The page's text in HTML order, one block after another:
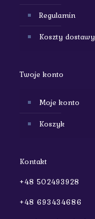
Regulamin
Koszty dostawy
Twoje konto
Moje konto
Koszyk
Kontakt
+48 502493928
+48 693434686